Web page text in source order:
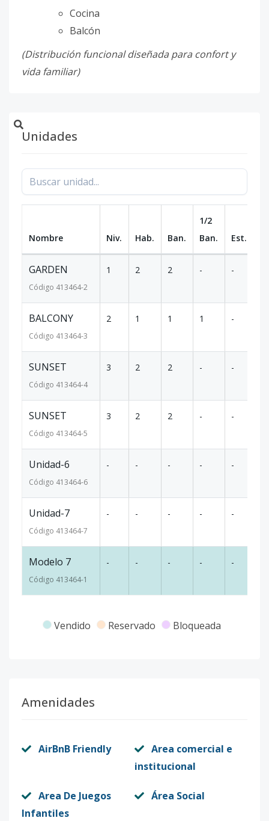
Cocina
Balcón
(Distribución funcional diseñada para confort y
vida familiar)
Unidades
Nombre Niv. Hab. Ban.
1/2
Ban.
Est.
GARDEN
Código 413464-2
1 2 2 - -
BALCONY
Código 413464-3
2 1 1 1 -
SUNSET
Código 413464-4
3 2 2 - -
SUNSET
Código 413464-5
3 2 2 - -
Unidad-6
Código 413464-6
- - - - -
Unidad-7
Código 413464-7
- - - - -
Modelo 7
Código 413464-1
- - - - -
Vendido Reservado Bloqueada
Amenidades
AirBnB Friendly
Area comercial e
institucional
Area De Juegos
Infantiles
Área Social